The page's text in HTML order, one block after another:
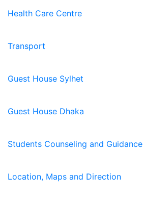
Health Care Centre
Transport
Guest House Sylhet
Guest House Dhaka
Students Counseling and Guidance
Location, Maps and Direction